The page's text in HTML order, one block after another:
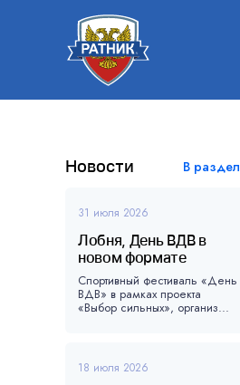
Новости В раздел
31 июля 2026
Лобня, День ВДВ в
новом формате
Спортивный фестиваль «День
ВДВ» в рамках проекта
«Выбор сильных», организ...
18 июля 2026